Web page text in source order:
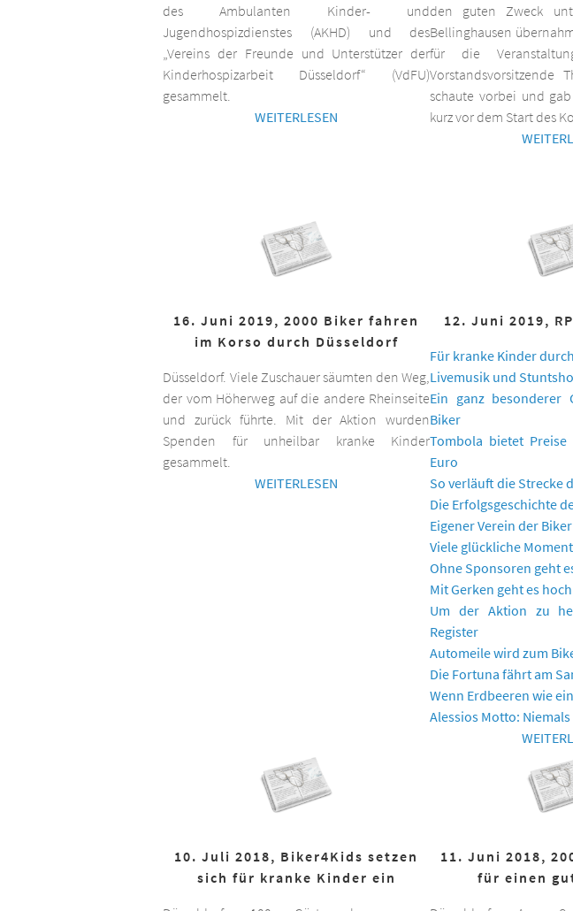
des Ambulanten Kinder- und
Jugendhospizdienstes (AKHD) und des
„Vereins der Freunde und Unterstützer der
Kinderhospizarbeit Düsseldorf“ (VdFU)
gesammelt.
WEITERLESEN
den guten Zweck
Bellinghausen
für die
Vorstandsvorsitzende
schaute vorbei und
kurz vor dem Start des
16. Juni 2019, 2000 Biker fahren
im Korso durch Düsseldorf
Düsseldorf. Viele Zuschauer säumten den Weg,
der vom Höherweg auf die andere Rheinseite
und zurück führte. Mit der Aktion wurden
Spenden für unheilbar kranke Kinder
gesammelt.
WEITERLESEN
12. Juni 2019,
Für kranke Kinder
Livemusik und
Ein ganz besonderer
Biker
Tombola bietet
Euro
So verläuft die Strecke
Die Erfolgsgeschichte
Eigener Verein der
Viele glückliche
Ohne Sponsoren geht
Mit Gerken geht es
Um der Aktion zu
Register
Automeile wird zum
Die Fortuna fährt am
Wenn Erdbeeren wie
Alessios Motto:
10. Juli 2018, Biker4Kids setzen
sich für kranke Kinder ein
11. Juni 2018,
für einen